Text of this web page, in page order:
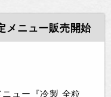
メニュー販売開始
ュー『冷製 全粒